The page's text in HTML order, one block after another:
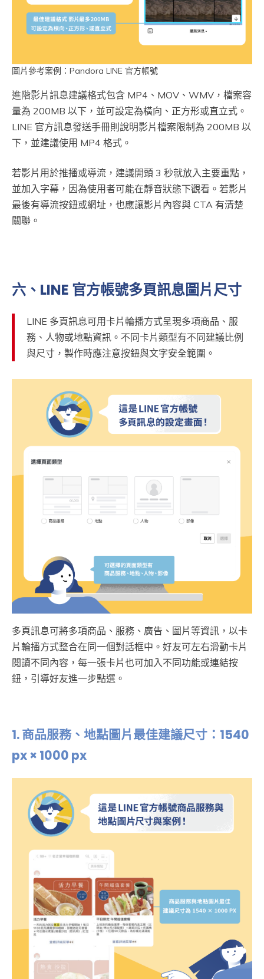
圖片參考案例：Pandora LINE 官方帳號
進階影片訊息建議格式包含 MP4、MOV、WMV，檔案容
量為 200MB 以下，並可設定為橫向、正方形或直立式。
LINE 官方訊息發送手冊則說明影片檔案限制為 200MB 以
下，並建議使用 MP4 格式。
若影片用於推播或導流，建議開頭 3 秒就放入主要重點，
並加入字幕，因為使用者可能在靜音狀態下觀看。若影片
最後有導流按鈕或網址，也應讓影片內容與 CTA 有清楚
關聯。
六、LINE 官方帳號多頁訊息圖片尺寸
LINE 多頁訊息可用卡片輪播方式呈現多項商品、服
務、人物或地點資訊。不同卡片類型有不同建議比例
與尺寸，製作時應注意按鈕與文字安全範圍。
多頁訊息可將多項商品、服務、廣告、圖片等資訊，以卡
片輪播方式整合在同一個對話框中。好友可左右滑動卡片
閱讀不同內容，每一張卡片也可加入不同功能或連結按
鈕，引導好友進一步點選。
1.商品服務、地點圖片最佳建議尺寸：1540
px × 1000 px